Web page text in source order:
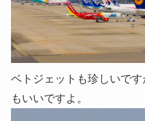
ベトジェットも珍しいで
もいいですよ。